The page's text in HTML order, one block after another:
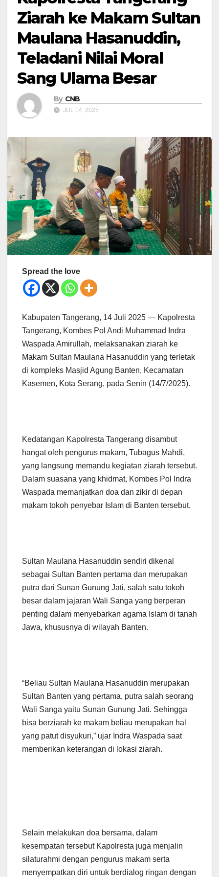
Ziarah ke Makam Sultan
Maulana Hasanuddin,
Teladani Nilai Moral
Sang Ulama Besar
By CNB
JUL 14, 2025
Spread the love
Kabupaten Tangerang, 14 Juli 2025 — Kapolresta
Tangerang, Kombes Pol Andi Muhammad Indra
Waspada Amirullah, melaksanakan ziarah ke
Makam Sultan Maulana Hasanuddin yang terletak
di kompleks Masjid Agung Banten, Kecamatan
Kasemen, Kota Serang, pada Senin (14/7/2025).
Kedatangan Kapolresta Tangerang disambut
hangat oleh pengurus makam, Tubagus Mahdi,
yang langsung memandu kegiatan ziarah tersebut.
Dalam suasana yang khidmat, Kombes Pol Indra
Waspada memanjatkan doa dan zikir di depan
makam tokoh penyebar Islam di Banten tersebut.
Sultan Maulana Hasanuddin sendiri dikenal
sebagai Sultan Banten pertama dan merupakan
putra dari Sunan Gunung Jati, salah satu tokoh
besar dalam jajaran Wali Sanga yang berperan
penting dalam menyebarkan agama Islam di tanah
Jawa, khususnya di wilayah Banten.
“Beliau Sultan Maulana Hasanuddin merupakan
Sultan Banten yang pertama, putra salah seorang
Wali Sanga yaitu Sunan Gunung Jati. Sehingga
bisa berziarah ke makam beliau merupakan hal
yang patut disyukuri,” ujar Indra Waspada saat
memberikan keterangan di lokasi ziarah.
Selain melakukan doa bersama, dalam
kesempatan tersebut Kapolresta juga menjalin
silaturahmi dengan pengurus makam serta
menyempatkan diri untuk berdialog ringan dengan